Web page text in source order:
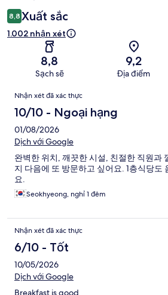
xét
8,8 Xuất sắc
1.002 nhận xét
8,8
Sạch sẽ
9,2
Địa điểm
Nhận
xét
Nhận xét đã xác thực
10/10 - Ngoại hạng
01/08/2026
Dịch với Google
완벽한 위치, 깨끗한 시설, 친절한 직원과
지 다음에 또 방문하고 싶어요. 1층식당도
요.
Seokhyeong, nghỉ 1 đêm
Nhận xét đã xác thực
6/10 - Tốt
10/05/2026
Dịch với Google
Breakfast is good